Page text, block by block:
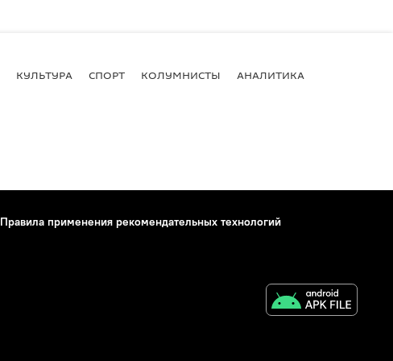
КУЛЬТУРА СПОРТ КОЛУМНИСТЫ АНАЛИТИКА
Правила применения рекомендательных технологий